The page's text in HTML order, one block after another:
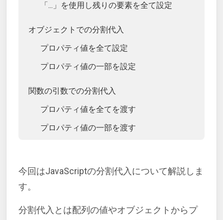
「...」を使用し残りの要素を全て設定
オブジェクトでの分割代入
プロパティ値を全て設定
プロパティ値の一部を設定
関数の引数での分割代入
プロパティ値を全てを渡す
プロパティ値の一部を渡す
今回はJavaScriptの分割代入について解説しま
す。
分割代入とは配列の値やオブジェクトからプ